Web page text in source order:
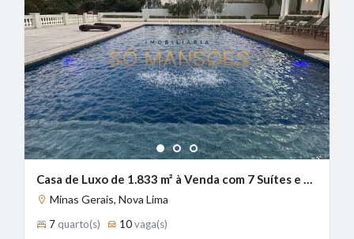
1 2 3
Casa de Luxo de 1.833 m² à Venda com 7 Suítes e Piscina Aquecida no Lagoa do Miguelão, Nova Lima - MG
Minas Gerais, Nova Lima
7 quarto(s) 10vaga(s)